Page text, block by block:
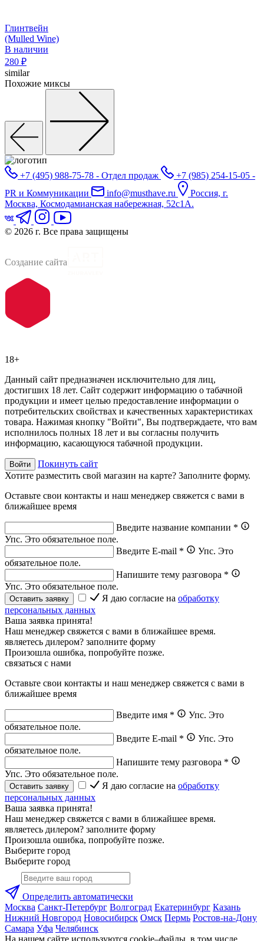
Глинтвейн
(Mulled Wine)
В наличии
280 ₽
similar
Похожие миксы
+7 (495) 988-75-78 - Отдел продаж
+7 (985) 254-15-05 -
PR и Коммуникации
info@musthave.ru
Россия, г.
Москва, Космодамианская набережная, 52с1А.
© 2026 г. Все права защищены
Создание сайта
18+
Данный сайт предназначен исключительно для лиц,
достигших 18 лет. Сайт содержит информацию о табачной
продукции и имеет целью предоставление информации о
потребительских свойствах и качественных характеристиках
товара. Нажимая кнопку "Войти", Вы подтверждаете, что вам
исполнилось полных 18 лет и вы согласны получить
информацию, касающуюся табачной продукции.
Войти
Покинуть сайт
Хотите разместить свой магазин на карте? Заполните форму.
Оставьте свои контакты и наш менеджер свяжется с вами в
ближайшее время
Введите название компании *
Упс. Это обязательное поле.
Введите E-mail *
Упс. Это
обязательное поле.
Напишите тему разговора *
Упс. Это обязательное поле.
Оставить заявку Я даю согласие на обработку
персональных данных
Ваша заявка принята!
Наш менеджер свяжется с вами в ближайшее время.
являетесь дилером? заполните форму
Произошла ошибка, попробуйте позже.
связаться с нами
Оставьте свои контакты и наш менеджер свяжется с вами в
ближайшее время
Введите имя *
Упс. Это
обязательное поле.
Введите E-mail *
Упс. Это
обязательное поле.
Напишите тему разговора *
Упс. Это обязательное поле.
Оставить заявку Я даю согласие на обработку
персональных данных
Ваша заявка принята!
Наш менеджер свяжется с вами в ближайшее время.
являетесь дилером? заполните форму
Произошла ошибка, попробуйте позже.
Выберите город
Выберите город
Определить автоматически
Москва Санкт-Петербург Волгоград Екатеринбург Казань
Нижний Новгород Новосибирск Омск Пермь Ростов-на-Дону
Самара Уфа Челябинск
На нашем сайте используются cookie–файлы, в том числе